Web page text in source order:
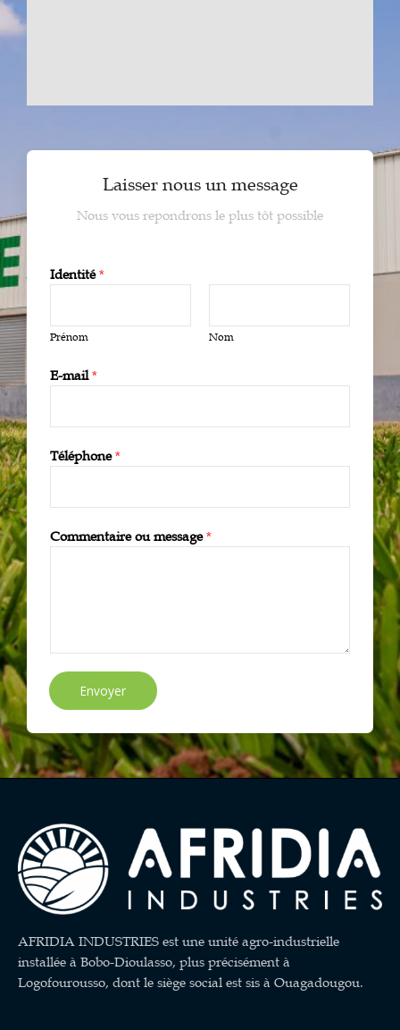
Laisser nous un message
Nous vous repondrons le plus tôt possible
Identité*
Prénom Nom
E-mail*
Téléphone*
Commentaire ou message*
Envoyer
AFRIDIA INDUSTRIES est une unité agro-industrielle
installée à Bobo-Dioulasso, plus précisément à
Logofourousso, dont le siège social est sis à Ouagadougou.